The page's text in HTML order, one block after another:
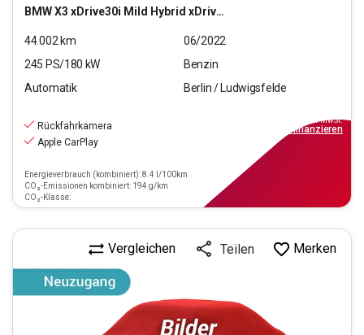
BMWX3 xDrive30i Mild Hybrid xDrive (OPF)(EURO6d)
44.002 km
06/2022
245 PS/180 kW
Benzin
Automatik
Berlin / Ludwigsfelde
Rückfahrkamera
Apple CarPlay
Energieverbrauch (kombiniert): 8.4 l/100km
CO₂-Emissionen kombiniert: 194 g/km
CO₂-Klasse:
inkl.MwSt.
finanzieren
Vergleichen Teilen Merken